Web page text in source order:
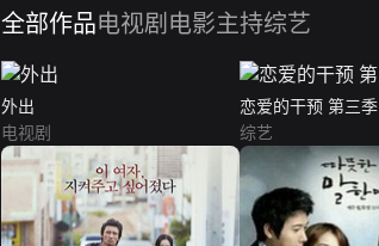
全部作品电视剧 电影主持综艺
外出
电视剧
恋爱的干预 第三季
综艺